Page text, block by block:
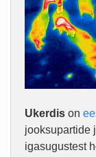
Ukerdis on
jooksupartide
igasugustest